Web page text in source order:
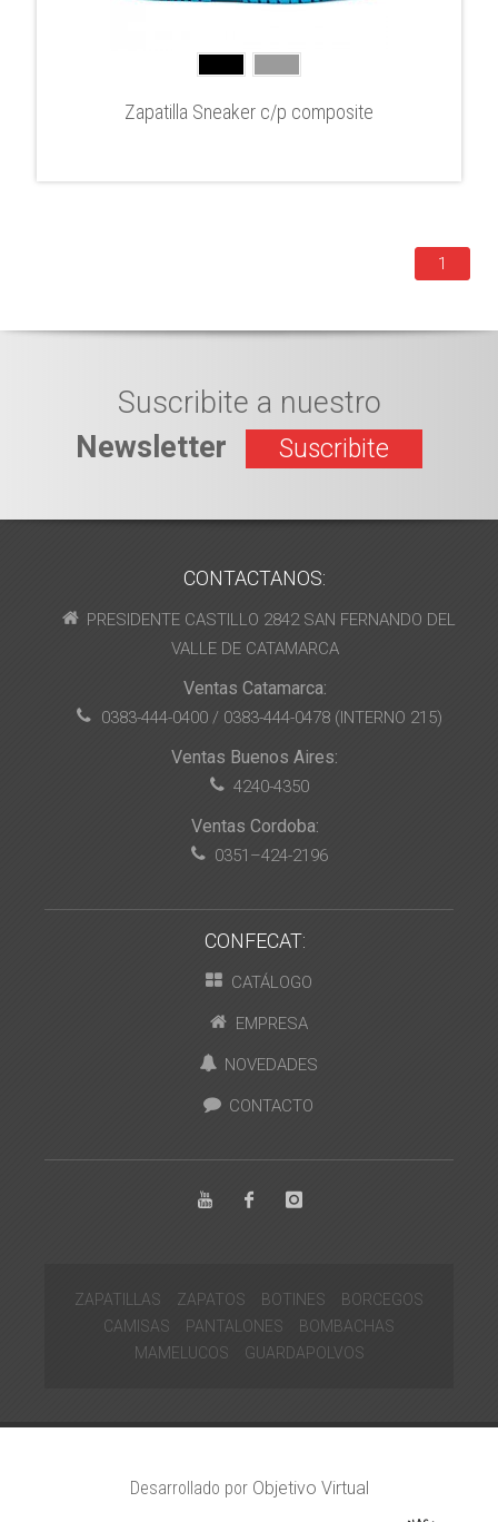
Zapatilla Sneaker c/p composite
1
Suscribite a nuestro
Newsletter
Suscribite
CONTACTANOS:
PRESIDENTE CASTILLO 2842 SAN FERNANDO DEL
VALLE DE CATAMARCA
Ventas Catamarca:
0383-444-0400 / 0383-444-0478 (INTERNO 215)
Ventas Buenos Aires:
4240-4350
Ventas Cordoba:
0351–424-2196
CONFECAT:
CATÁLOGO
EMPRESA
NOVEDADES
CONTACTO
ZAPATILLAS ZAPATOS BOTINES
BORCEGOS
CAMISAS
PANTALONES
BOMBACHAS
MAMELUCOS
GUARDAPOLVOS
Desarrollado por Objetivo Virtual